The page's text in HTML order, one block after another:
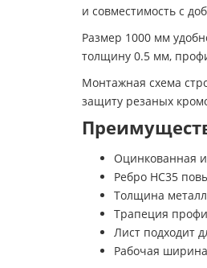
и совместимость с
Размер 1000 мм
толщину 0.5 мм,
Монтажная схема
защиту резаных
Оцинкованная
Ребро НС35
Толщина
Трапеция
Лист подходит
Рабочая